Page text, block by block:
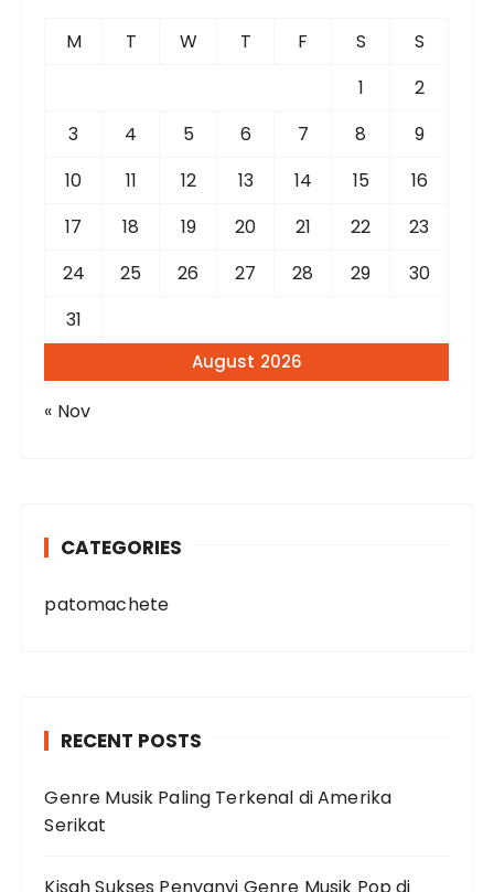
August 2026
M T W T F S
S
1
2
3
4 5 6 7 8
9
10
11 12 13 14 15
16
17
18 19 20 21 22
23
24
25 26 27 28 29
30
31
« Nov
CATEGORIES
patomachete
RECENT POSTS
Genre Musik Paling Terkenal di Amerika
Serikat